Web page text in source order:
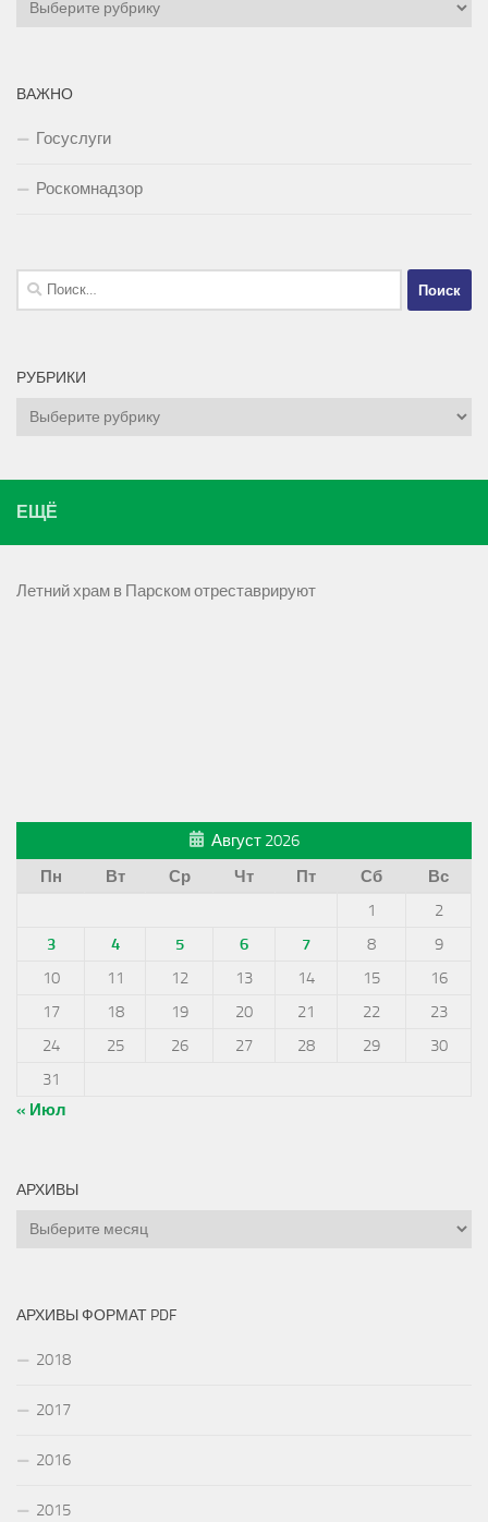
ВАЖНО
Госуслуги
Роскомнадзор
Найти:
РУБРИКИ
Рубрики
ЕЩЁ
Летний храм в Парском отреставрируют
Август 2026
Пн
Вт Ср Чт Пт Сб
Вс
1
2
3
4 5 6 7 8
9
10
11 12 13 14 15
16
17
18 19 20 21 22
23
24
25 26 27 28 29
30
31
« Июл
АРХИВЫ
Архивы
АРХИВЫ ФОРМАТ PDF
2018
2017
2016
2015